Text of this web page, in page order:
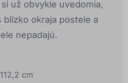
už obvykle uvedomia,
okraja postele a
nepadajú.
cm